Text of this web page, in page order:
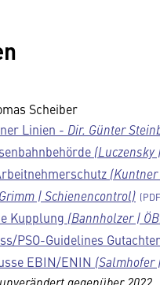
Scheiber
Linien - Dir. Günter
(Luczensky
| Schienencontrol)
Kupplung (Bannholzer |
PSO-Guidelines
EBIN/ENIN (Salmhofer